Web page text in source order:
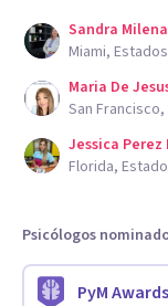
Sandra
Miami,
Maria De
San
Jessica Perez
Florida,
Psicólogos
PyM